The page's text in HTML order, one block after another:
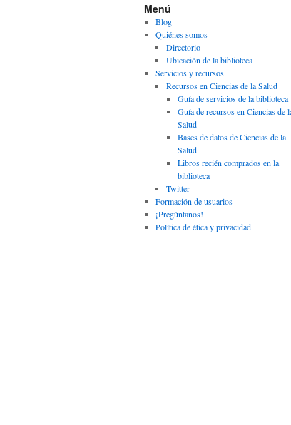
Menú
Blog
Quiénes somos
Directorio
Ubicación de la biblioteca
Servicios y recursos
Recursos en Ciencias de la Salud
Guía de servicios de la biblioteca
Guía de recursos en Ciencias de
Salud
Bases de datos de Ciencias de la
Salud
Libros recién comprados en la
biblioteca
Twitter
Formación de usuarios
¡Pregúntanos!
Política de ética y privacidad